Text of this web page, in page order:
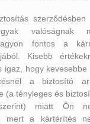
szerződésben
valóságnak
fontos a
Kisebb
igaz, hogy kevesebbe
a biztosító
(a tényleges és
miatt Ön
mert a kártérítés